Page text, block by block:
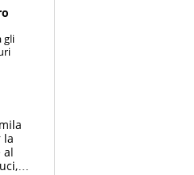
gli
la
al